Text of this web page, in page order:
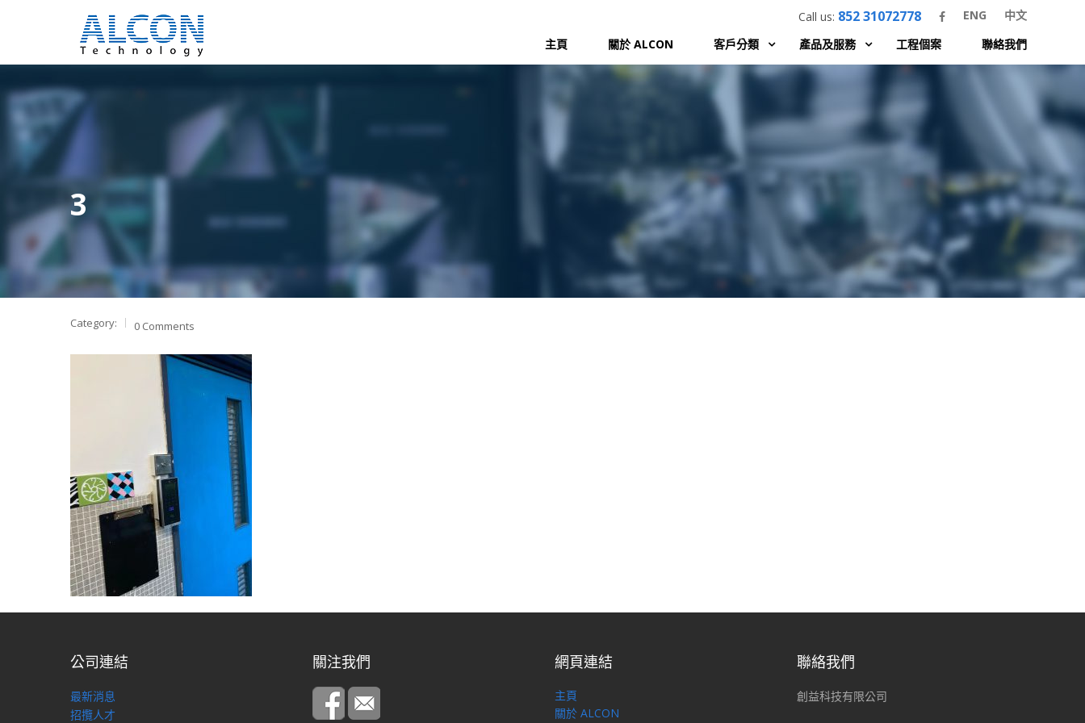
Call us: 852 31072778 ENG
中文
主頁
關於 ALCON 客戶分類 產品及服務 工程個案 聯絡我們
3
Category: 0 Comments
公司連結
最新消息
招攬人才
關注我們 網頁連結
主頁
關於 ALCON
聯絡我們
創益科技有限公司